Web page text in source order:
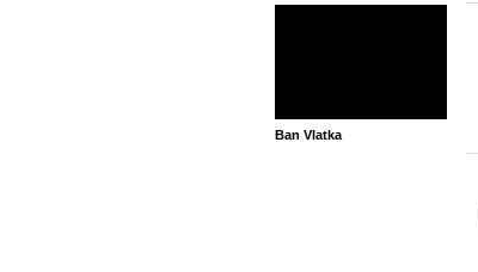
Ban Vlatka